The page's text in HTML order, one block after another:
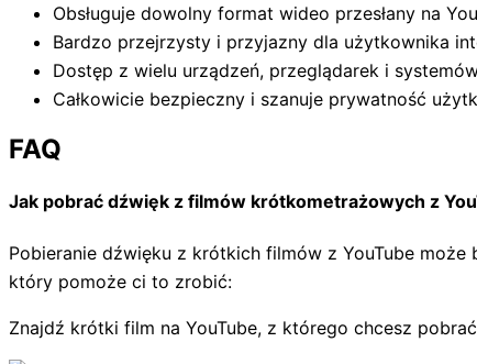
Obsługuje dowolny format wideo przesłany na
Bardzo przejrzysty i przyjazny dla użytkownika
Dostęp z wielu urządzeń, przeglądarek i
Całkowicie bezpieczny i szanuje prywatność
FAQ
Jak pobrać dźwięk z filmów krótkometrażowych z
Pobieranie dźwięku z krótkich filmów z YouTube
który pomoże ci to zrobić:
Znajdź krótki film na YouTube, z którego chcesz